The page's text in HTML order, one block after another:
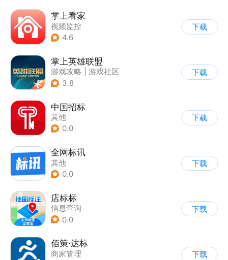
掌上看家
视频监控
4.6
下载
掌上英雄联盟
游戏攻略
游戏社区
3.8
下载
中国招标
其他
0.0
下载
全网标讯
其他
0.0
下载
店标标
信息查询
0.0
下载
佰策·达标
商家管理
下载